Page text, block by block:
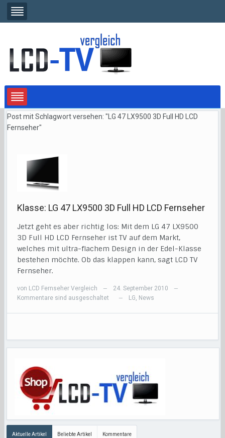
Post mit Schlagwort versehen: "LG 47 LX9500 3D Full HD LCD
Fernseher"
Klasse: LG 47 LX9500 3D Full HD LCD Fernseher
Jetzt geht es aber richtig los: Mit dem LG 47 LX9500
3D Full HD LCD Fernseher ist TV auf dem Markt,
welches mit ultra-flachem Design in der Edel-Klasse
bestehen möchte. Ob das klappen kann, sagt LCD TV
Fernseher.
von LCD Fernseher Vergleich — 24. September 2010 —
Kommentare sind ausgeschaltet — LG, News
Aktuelle Artikel Beliebte Artikel Kommentare